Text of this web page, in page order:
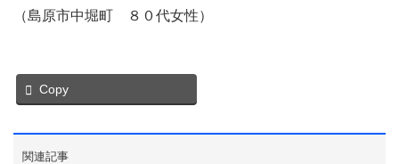
（島原市中堀町 ８０代女性）
Copy
関連記事